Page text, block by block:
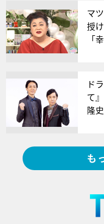
マ
授
「
ド
て
隆
も